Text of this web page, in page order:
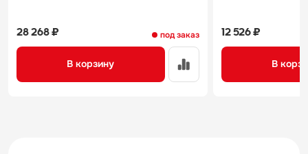
под заказ
28 268 ₽
В корзину
12 526 ₽
В